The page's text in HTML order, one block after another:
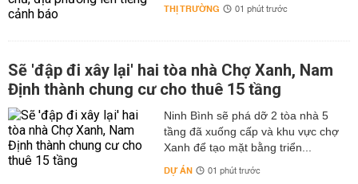
THỊ TRƯỜNG 01 phút trước
Sẽ 'đập đi xây lại' hai tòa nhà Chợ Xanh, Nam
Định thành chung cư cho thuê 15 tầng
Ninh Bình sẽ phá dỡ 2 tòa nhà 5
tầng đã xuống cấp và khu vực chợ
Xanh để tạo mặt bằng triển...
DỰ ÁN 01 phút trước